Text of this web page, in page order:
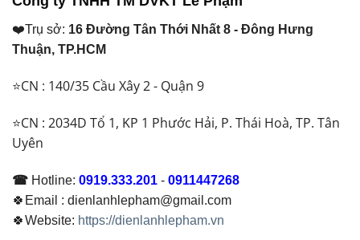
❤️Trụ sở: 16 Đường Tân Thới Nhất 8 - Đông Hưng
Thuận, TP.HCM
⭐CN : 140/35 Cầu Xây 2 - Quận 9
⭐CN : 2034D Tổ 1, KP 1 Phước Hải, P. Thái Hoà, TP. Tân
Uyên
☎ Hotline: 0919.333.201 - 0911447268
🍀Email : dienlanhlepham@gmail.com
🍀Website: https://dienlanhlepham.vn